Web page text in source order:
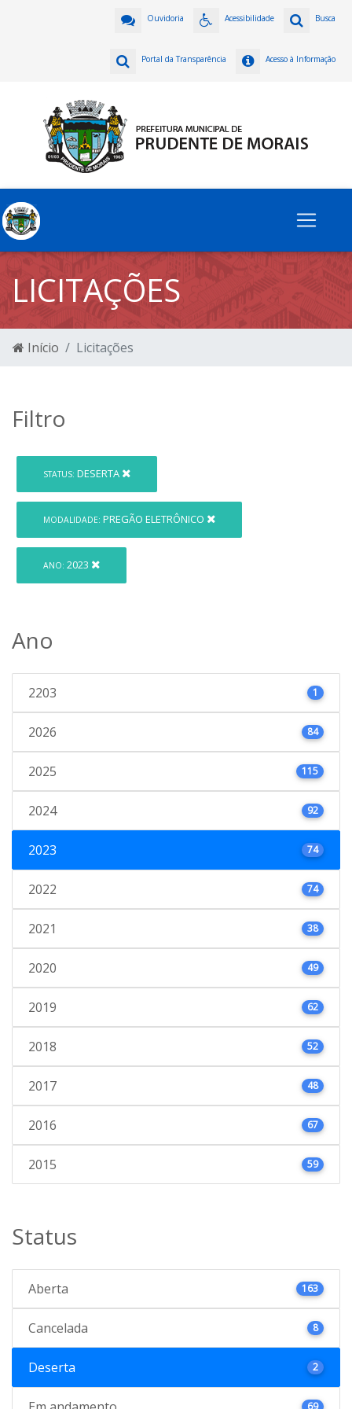
Busca
Acessibilidade
Ouvidoria
Acesso à Informação
Portal da Transparência
LICITAÇÕES
Início Licitações
Filtro
STATUS: DESERTA
MODALIDADE: PREGÃO ELETRÔNICO
ANO: 2023
Ano
2203 1
2026 84
2025 115
2024 92
2023 74
2022 74
2021 38
2020 49
2019 62
2018 52
2017 48
2016 67
2015 59
Status
Aberta 163
Cancelada 8
Deserta 2
69